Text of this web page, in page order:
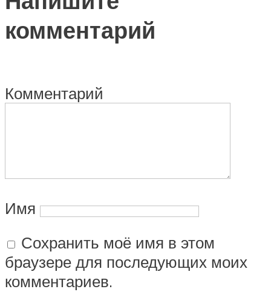
комментарий
Комментарий
Имя
Сохранить моё имя в этом
браузере для последующих моих
комментариев.